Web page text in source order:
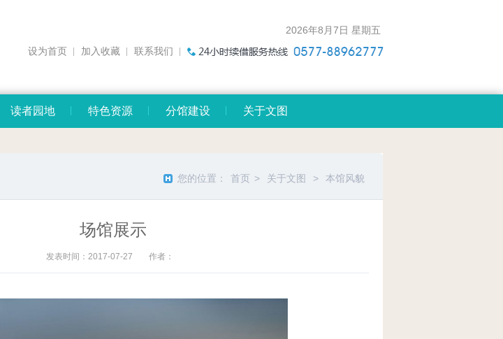
2026年8月7日 星期五
设为首页
加入收藏 联系我们
读者园地 特色资源 分馆建设 关于文图
您的位置： 首页 > 关于文图 > 本馆风貌
场馆展示
发表时间：2017-07-27 作者：